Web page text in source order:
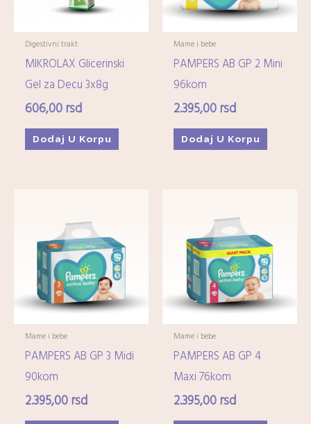
Digestivni trakt
MIKROLAX Glicerinski
Gel za Decu 3x8g
606,00 rsd
Dodaj U Korpu
Mame i bebe
PAMPERS AB GP 2 Mini
96kom
2.395,00 rsd
Dodaj U Korpu
Mame i bebe
PAMPERS AB GP 3 Midi
90kom
2.395,00 rsd
Mame i bebe
PAMPERS AB GP 4
Maxi 76kom
2.395,00 rsd